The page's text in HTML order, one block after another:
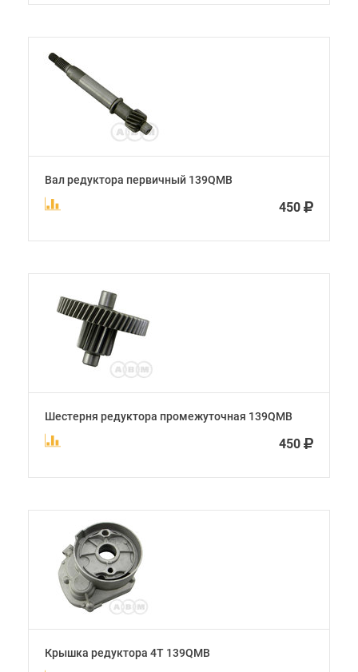
Вал редуктора первичный 139QMB
450
Шестерня редуктора промежуточная 139QMB
450
Крышка редуктора 4Т 139QMB